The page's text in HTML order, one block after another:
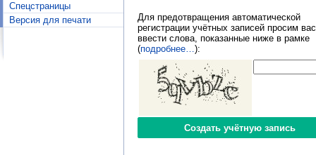
Спецстраницы
Версия для печати
Для предотвращения автоматической
регистрации учётных записей просим вас
ввести слова, показанные ниже в рамке
(подробнее… ):